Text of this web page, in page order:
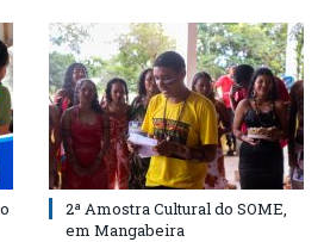
2ª Amostra Cultural do SOME,
em Mangabeira